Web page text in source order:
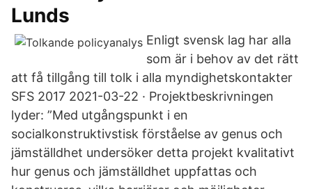
Lunds
Enligt svensk lag har alla
som är i behov av det rätt
att få tillgång till tolk i alla myndighetskontakter
SFS 2017 2021-03-22 · Projektbeskrivningen
lyder: ”Med utgångspunkt i en
socialkonstruktivstisk förståelse av genus och
jämställdhet undersöker detta projekt kvalitativt
hur genus och jämställdhet uppfattas och